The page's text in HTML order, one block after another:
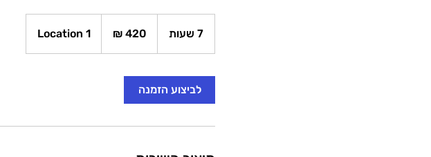
7 שעות
ש
חדשים
Location 1
לביצוע הזמנה